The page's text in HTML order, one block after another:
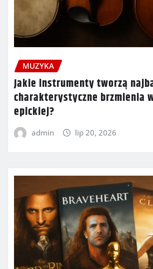
MUZYKA
Jakie instrumenty tworzą
charakterystyczne brzmienia
epickiej?
admin lip 20, 2026